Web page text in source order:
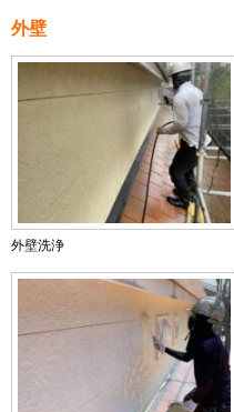
外壁
外壁洗浄